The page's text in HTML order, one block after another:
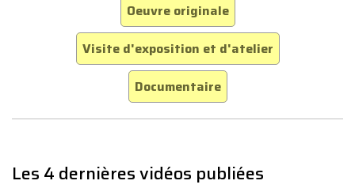
Oeuvre originale
Visite d'exposition et d'atelier
Documentaire
Les 4 dernières vidéos publiées